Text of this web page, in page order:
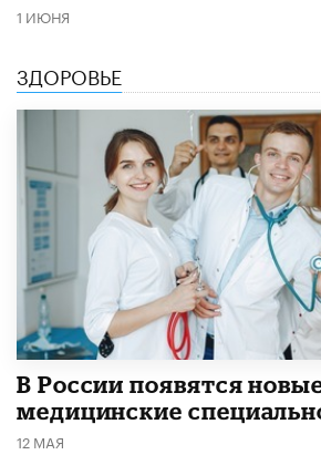
1 ИЮНЯ
ЗДОРОВЬЕ
В России появятся
медицинские
12 МАЯ